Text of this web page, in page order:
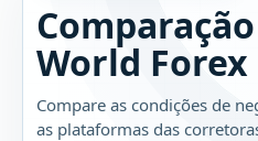
World Forex
Compare as condições de
as plataformas das